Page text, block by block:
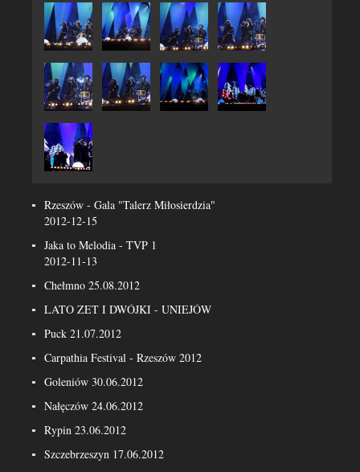
Rzeszów - Gala "Talerz Miłosierdzia"
2012-12-15
Jaka to Melodia - TVP 1
2012-11-13
Chełmno 25.08.2012
LATO ZET I DWÓJKI - UNIEJÓW
Puck 21.07.2012
Carpathia Festival - Rzeszów 2012
Goleniów 30.06.2012
Nałęczów 24.06.2012
Rypin 23.06.2012
Szczebrzeszyn 17.06.2012